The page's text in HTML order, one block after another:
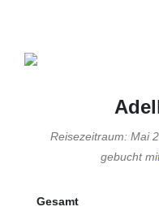
Reisezeitraum: Mai
gebucht
Gesamt